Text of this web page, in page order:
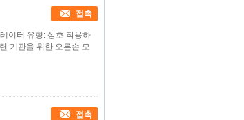
접촉
이터 유형: 상호 작용하
기관을 위한 오른손 모
접촉